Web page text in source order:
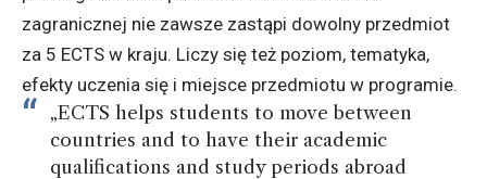
zagranicznej nie zawsze zastąpi dowolny przedmiot
za 5 ECTS w kraju. Liczy się też poziom, tematyka,
efekty uczenia się i miejsce przedmiotu w programie.
„ECTS helps students to move between
countries and to have their academic
qualifications and study periods abroad